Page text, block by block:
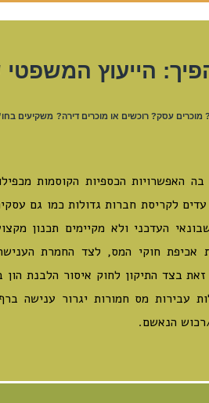
הייעוץ
עסק? רוכשים או מוכרים דירה? משקיעים
האפשרויות הכספיות הקוסמות
לקריסת חברות גדולות כמו גם
העדכני ולא מקיימים תכנון
אכיפת חוקי המס, לצד החמרת
בצד התיקון לחוק איסור הלבנת הון
רכוש הנאשם.